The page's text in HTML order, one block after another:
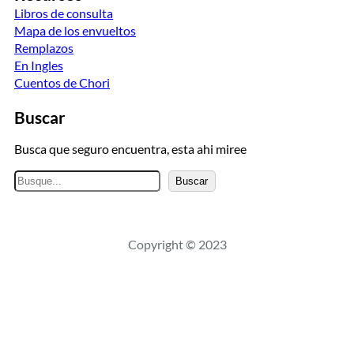
Libros de consulta
Mapa de los envueltos
Remplazos
En Ingles
Cuentos de Chori
Buscar
Busca que seguro encuentra, esta ahi miree
B
u
a
Buscar
Copyright © 2023